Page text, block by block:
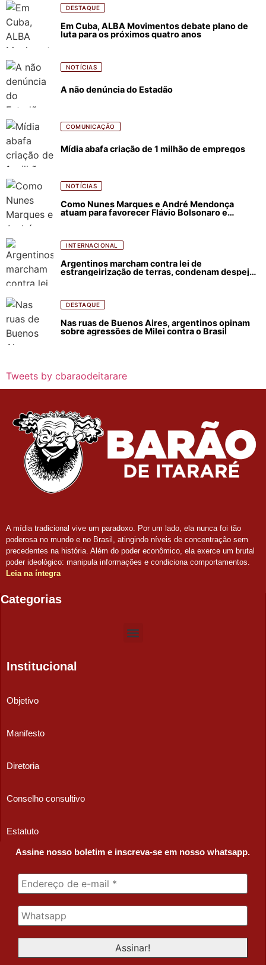
DESTAQUE
Em Cuba, ALBA Movimentos debate plano de
luta para os próximos quatro anos
NOTÍCIAS
A não denúncia do Estadão
COMUNICAÇÃO
Mídia abafa criação de 1 milhão de empregos
NOTÍCIAS
Como Nunes Marques e André Mendonça
atuam para favorecer Flávio Bolsonaro e
INTERNACIONAL
Argentinos marcham contra lei de
estrangeirização de terras, condenam despejos
DESTAQUE
Nas ruas de Buenos Aires, argentinos opinam
sobre agressões de Milei contra o Brasil
Tweets by cbaraodeitarare
A mídia tradicional vive um paradoxo. Por um lado, ela nunca foi tão
poderosa no mundo e no Brasil, atingindo níveis de concentração sem
precedentes na história. Além do poder econômico, ela exerce um brutal
poder ideológico: manipula informações e condiciona comportamentos.
Leia na íntegra
Categorias
Institucional
Objetivo
Manifesto
Diretoria
Conselho consultivo
Estatuto
Assine nosso boletim e inscreva-se em nosso whatsapp.